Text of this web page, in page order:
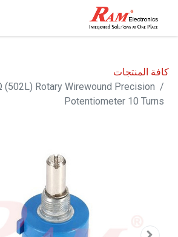
كافة المنتجات
(502L) Rotary Wirewound Precision
Potentiometer 10 Turns